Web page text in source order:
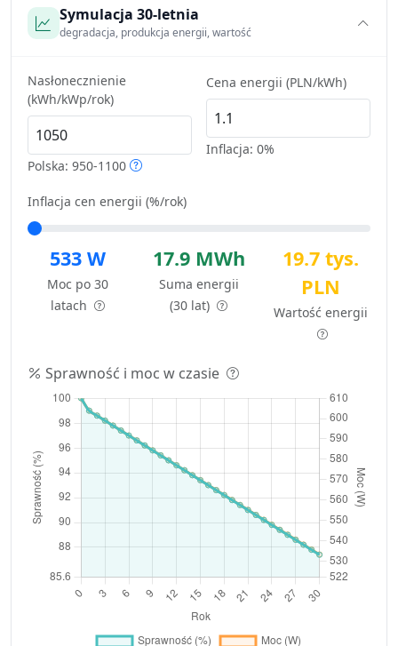
Symulacja 30-letnia
degradacja, produkcja energii, wartość
Nasłonecznienie
(kWh/kWp/rok)
Polska: 950-1100
Cena energii (PLN/kWh)
Inflacja: 0%
Inflacja cen energii (%/rok)
533 W
Moc po 30
latach
17.9 MWh
Suma energii
(30 lat)
19.7 tys.
PLN
Wartość energii
Sprawność i moc w czasie